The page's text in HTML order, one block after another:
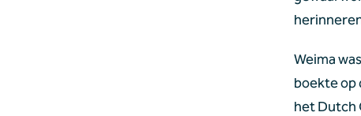
Weima
boekte op
het Dutch